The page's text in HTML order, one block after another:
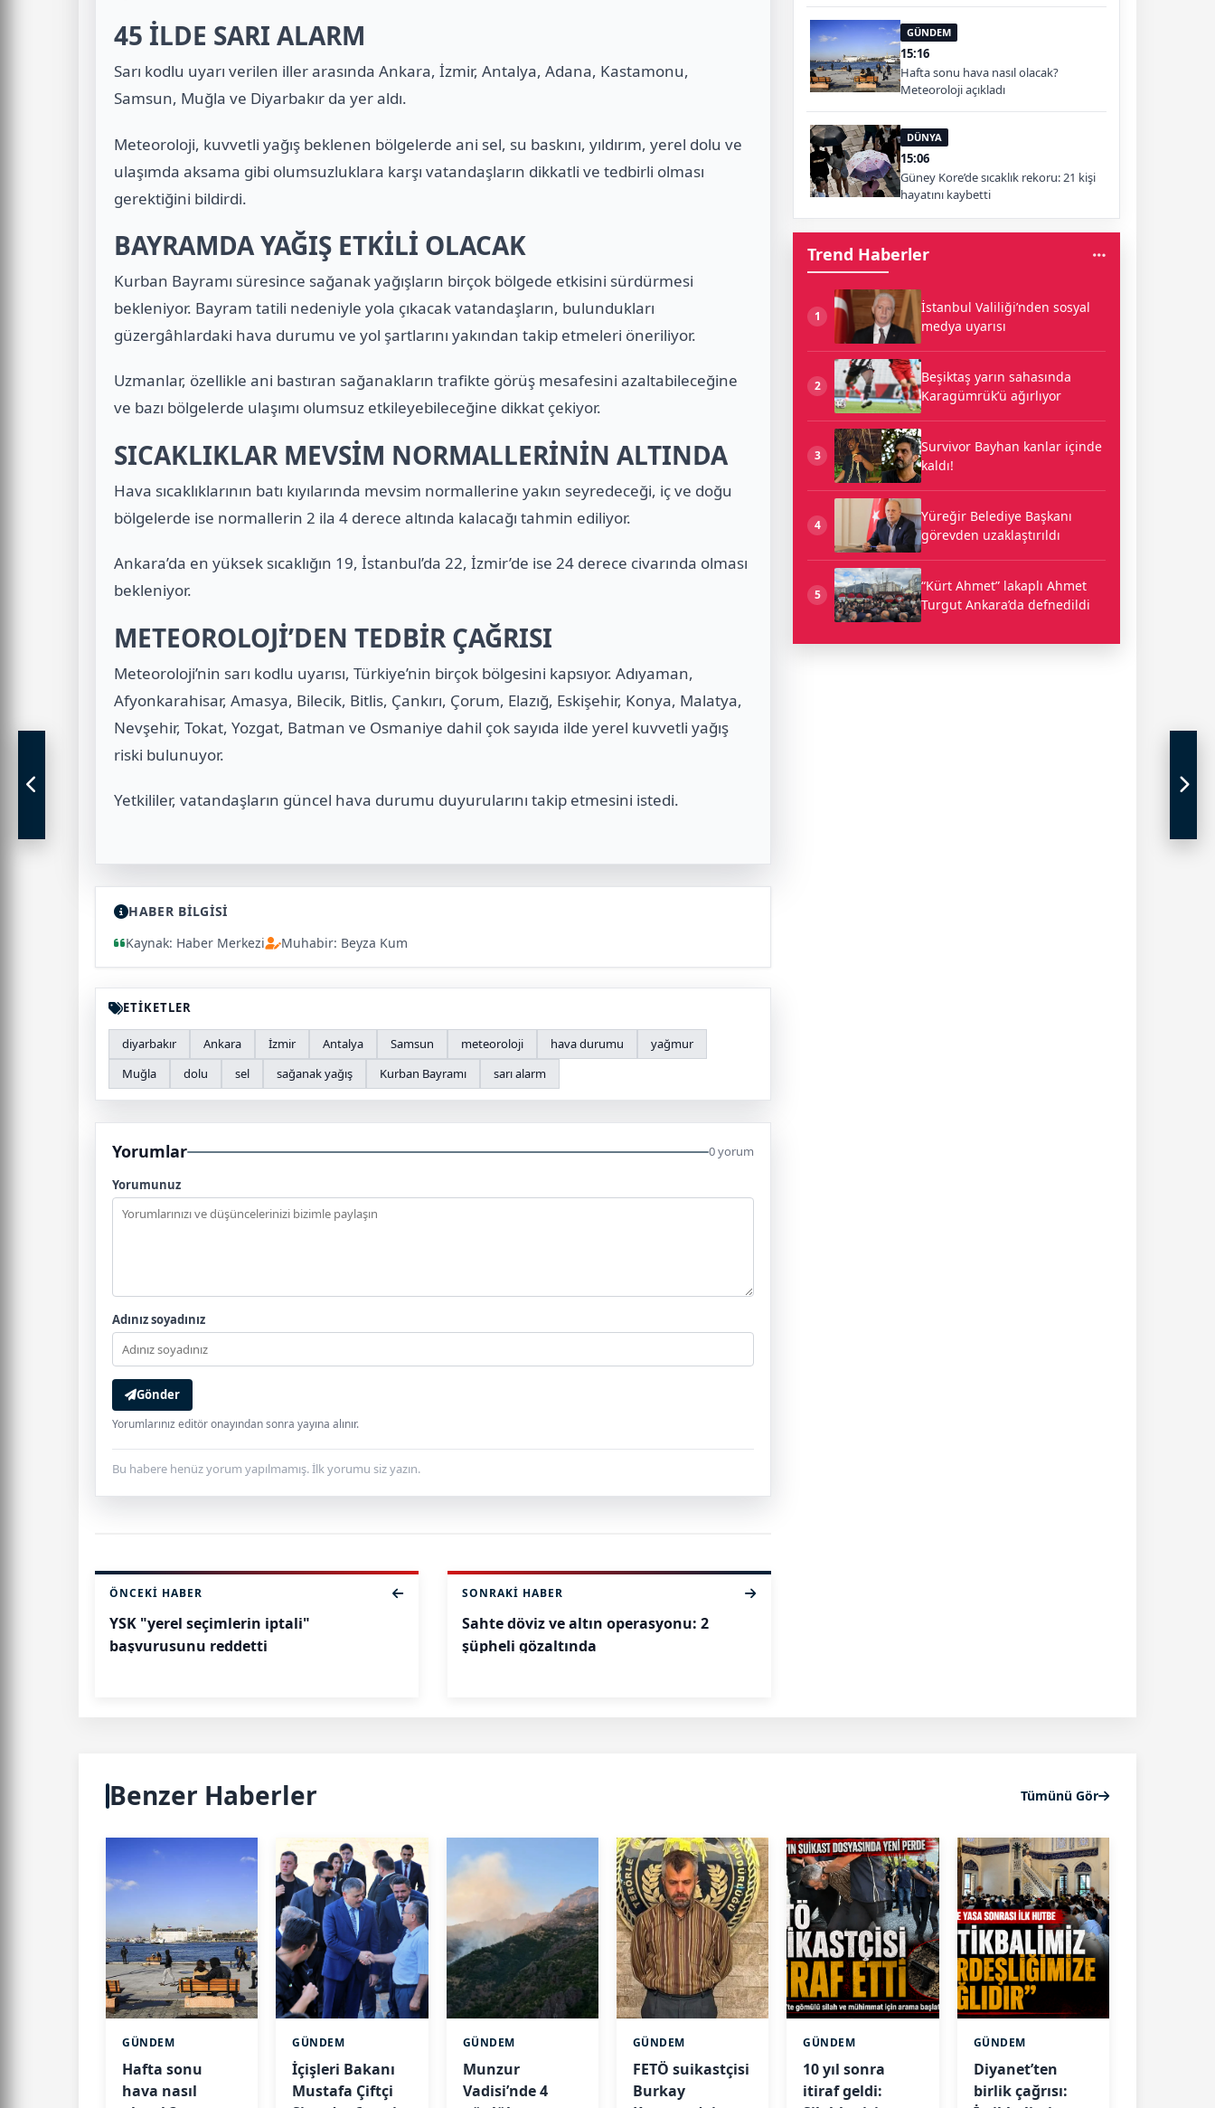
45 İLDE SARI ALARM
Sarı kodlu uyarı verilen iller arasında Ankara, İzmir, Antalya, Adana, Kastamonu,
Samsun, Muğla ve Diyarbakır da yer aldı.
Meteoroloji, kuvvetli yağış beklenen bölgelerde ani sel, su baskını, yıldırım, yerel dolu ve
ulaşımda aksama gibi olumsuzluklara karşı vatandaşların dikkatli ve tedbirli olması
gerektiğini bildirdi.
BAYRAMDA YAĞIŞ ETKİLİ OLACAK
Kurban Bayramı süresince sağanak yağışların birçok bölgede etkisini sürdürmesi
bekleniyor. Bayram tatili nedeniyle yola çıkacak vatandaşların, bulundukları
güzergâhlardaki hava durumu ve yol şartlarını yakından takip etmeleri öneriliyor.
Uzmanlar, özellikle ani bastıran sağanakların trafikte görüş mesafesini azaltabileceğine
ve bazı bölgelerde ulaşımı olumsuz etkileyebileceğine dikkat çekiyor.
SICAKLIKLAR MEVSİM NORMALLERİNİN ALTINDA
Hava sıcaklıklarının batı kıyılarında mevsim normallerine yakın seyredeceği, iç ve doğu
bölgelerde ise normallerin 2 ila 4 derece altında kalacağı tahmin ediliyor.
Ankara’da en yüksek sıcaklığın 19, İstanbul’da 22, İzmir’de ise 24 derece civarında olması
bekleniyor.
METEOROLOJİ’DEN TEDBİR ÇAĞRISI
Meteoroloji’nin sarı kodlu uyarısı, Türkiye’nin birçok bölgesini kapsıyor. Adıyaman,
Afyonkarahisar, Amasya, Bilecik, Bitlis, Çankırı, Çorum, Elazığ, Eskişehir, Konya, Malatya,
Nevşehir, Tokat, Yozgat, Batman ve Osmaniye dahil çok sayıda ilde yerel kuvvetli yağış
riski bulunuyor.
Yetkililer, vatandaşların güncel hava durumu duyurularını takip etmesini istedi.
HABER BİLGİSİ
Kaynak: Haber Merkezi
Muhabir: Beyza Kum
ETİKETLER
diyarbakır Ankara İzmir Antalya Samsun meteoroloji hava durumu
yağmur
Muğla
dolu sel sağanak yağış Kurban Bayramı sarı alarm
Yorumlar 0 yorum
Yorumunuz
Adınız soyadınız
Gönder
Yorumlarınız editör onayından sonra yayına alınır.
Bu habere henüz yorum yapılmamış. İlk yorumu siz yazın.
ÖNCEKI HABER
YSK "yerel seçimlerin iptali"
başvurusunu reddetti
SONRAKI HABER
Sahte döviz ve altın operasyonu: 2
şüpheli gözaltında
GÜNDEM
15:16
Hafta sonu hava nasıl olacak?
Meteoroloji açıkladı
DÜNYA
15:06
Güney Kore’de sıcaklık rekoru: 21 kişi
hayatını kaybetti
Trend Haberler
1
İstanbul Valiliği’nden sosyal
medya uyarısı
2
Beşiktaş yarın sahasında
Karagümrük’ü ağırlıyor
3
Survivor Bayhan kanlar içinde
kaldı!
4
Yüreğir Belediye Başkanı
görevden uzaklaştırıldı
5
“Kürt Ahmet” lakaplı Ahmet
Turgut Ankara’da defnedildi
Benzer Haberler Tümünü Gör
GÜNDEM
Hafta sonu
hava nasıl
GÜNDEM
İçişleri Bakanı
Mustafa Çiftçi
GÜNDEM
Munzur
Vadisi’nde 4
GÜNDEM
FETÖ suikastçisi
Burkay
GÜNDEM
10 yıl sonra
itiraf geldi:
GÜNDEM
Diyanet’ten
birlik çağrısı: